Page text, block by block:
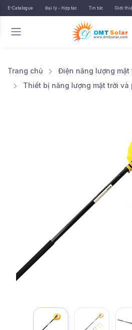
E-Catalogue Đại lý - Hợp tác Tin tức Giới
Trang chủ Điện năng lượng mặt
Thiết bị năng lượng mặt trời và